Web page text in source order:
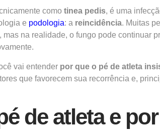
como tinea pedis, é uma
e podologia: a reincidência. Muitas
na realidade, o fungo pode continuar
vai entender por que o pé de atleta
que favorecem sua recorrência e,
de atleta e